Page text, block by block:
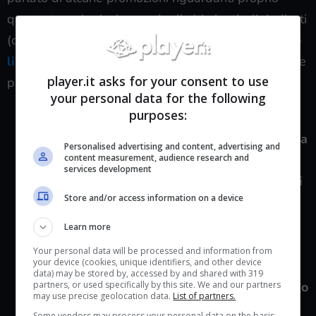
questa tecnologia, in uno degli ultimi articoli dedicati
(che potete tranquillamente recuperare al seguente
link diretto
). Comunque sia, qui di seguito trovate le
principali offerte:
TIM 5G Power Smart: offerta standard di TIM.
Al suo interno avrete la possibilità di accedere a
50 GB in 5G, oltre a minuti illimitati e 1000
di 100 GB di
Google One per 3 mesi. Il tutto è accessibile
pagando un canone mensile
TIM 5G Power Top: seconda offerta che
presenta il 5G di TIM al suo interno, infatti
avrete la possibilitàdi navigare in rete facendo
uso di 100 GB
e avrete anche minuti illimitati
player.it asks for your consent to use
your personal data for the following
purposes:
Personalised advertising and content, advertising and
content measurement, audience research and
services development
Store and/or access information on a device
Learn more
Your personal data will be processed and information from
your device (cookies, unique identifiers, and other device
data) may be stored by, accessed by and shared with 319
partners, or used specifically by this site. We and our partners
may use precise geolocation data. List of partners.